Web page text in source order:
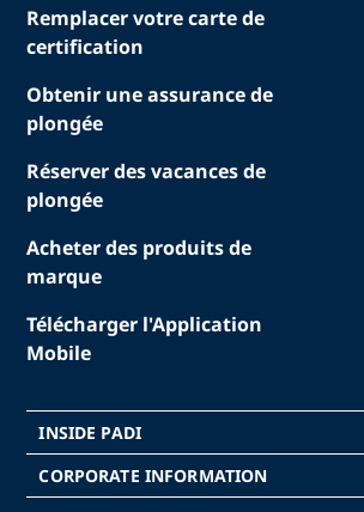
Remplacer votre carte de
certification
Obtenir une assurance de
plongée
Réserver des vacances de
plongée
Acheter des produits de
marque
Télécharger l'Application
Mobile
INSIDE PADI
CORPORATE INFORMATION